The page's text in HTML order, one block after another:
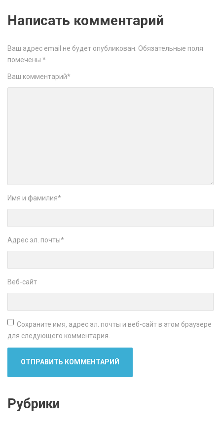
Написать комментарий
Ваш адрес email не будет опубликован. Обязательные поля
помечены *
Ваш комментарий*
Имя и фамилия*
Адрес эл. почты*
Веб-сайт
Сохраните имя, адрес эл. почты и веб-сайт в этом браузере
для следующего комментария.
Рубрики